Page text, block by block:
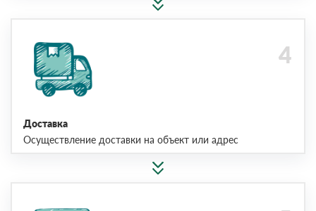
Доставка
Осуществление доставки на объект или адрес